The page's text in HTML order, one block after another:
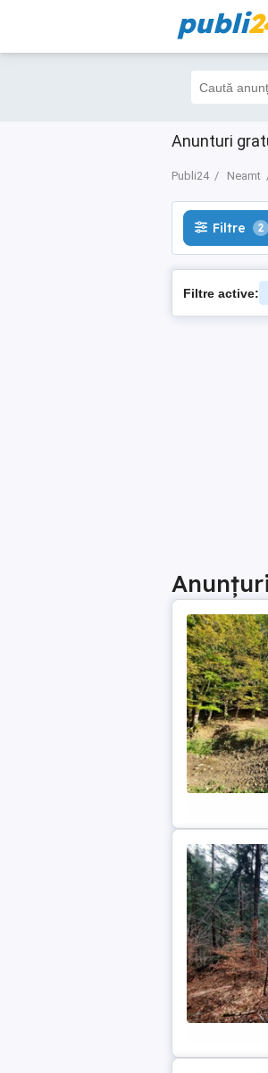
publi
Anunturi
Publi24 Neamt
Filtre 2
Filtre 2
Filtre active:
Anunțuri